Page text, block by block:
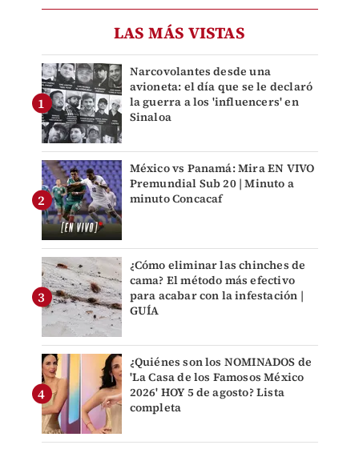
LAS MÁS VISTAS
Narcovolantes desde una
avioneta: el día que se le declaró
la guerra a los 'influencers' en
Sinaloa
México vs Panamá: Mira EN VIVO
Premundial Sub 20 | Minuto a
minuto Concacaf
¿Cómo eliminar las chinches de
cama? El método más efectivo
para acabar con la infestación |
GUÍA
¿Quiénes son los NOMINADOS de
'La Casa de los Famosos México
2026' HOY 5 de agosto? Lista
completa